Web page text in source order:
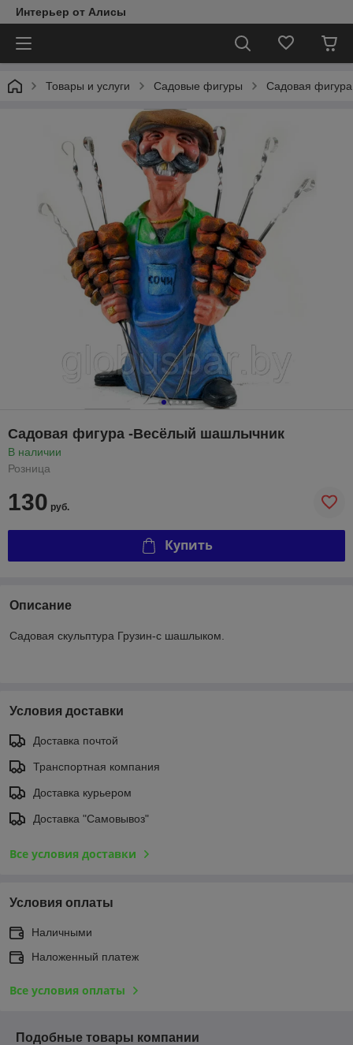
Интерьер от Алисы
Товары и услуги Садовые фигуры Садовая
Садовая фигура -Весёлый шашлычник
В наличии
Розница
130 руб.
Купить
Описание
Садовая скульптура Грузин-с шашлыком.
Условия доставки
Доставка почтой
Транспортная компания
Доставка курьером
Доставка "Самовывоз"
Все условия доставки
Условия оплаты
Наличными
Наложенный платеж
Все условия оплаты
Подобные товары компании